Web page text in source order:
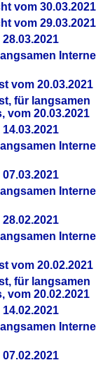
vom 30.03.2021
vom 29.03.2021
vom 20.03.2021
für langsamen
vom 20.03.2021
vom 20.02.2021
für langsamen
vom 20.02.2021